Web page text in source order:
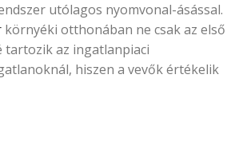
utólagos nyomvonal-ásással.
környéki otthonában ne csak az első
tartozik az ingatlanpiaci
hiszen a vevők értékelik